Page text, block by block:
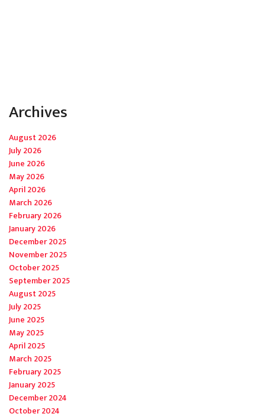
Archives
August 2026
July 2026
June 2026
May 2026
April 2026
March 2026
February 2026
January 2026
December 2025
November 2025
October 2025
September 2025
August 2025
July 2025
June 2025
May 2025
April 2025
March 2025
February 2025
January 2025
December 2024
October 2024